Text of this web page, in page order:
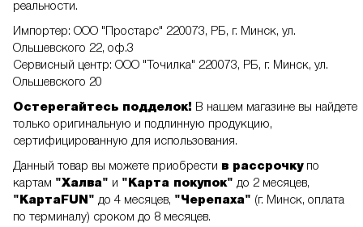
реальности.
Импортер: ООО "Простарс" 220073, РБ, г. Минск, ул.
Ольшевского 22, оф.3
Сервисный центр: ООО "Точилка" 220073, РБ, г. Минск, ул.
Ольшевского 20
Остерегайтесь подделок! В нашем магазине вы найдете
только оригинальную и подлинную продукцию,
сертифицированную для использования.
Данный товар вы можете приобрести в рассрочкупо
картам "Халва" и "Карта покупок" до 2 месяцев,
"КартаFUN" до 4 месяцев, "Черепаха" (г. Минск, оплата
по терминалу) сроком до 8 месяцев.